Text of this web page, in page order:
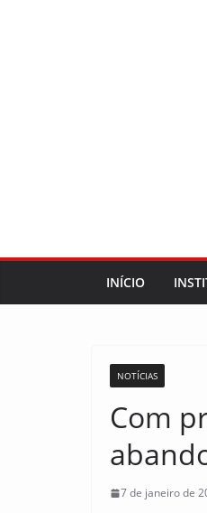
INÍCIO
NOTÍCIAS
Com
7 de janeiro de